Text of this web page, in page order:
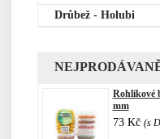
Drůbež - Holubi
Rohlikové
mm
73 Kč (s